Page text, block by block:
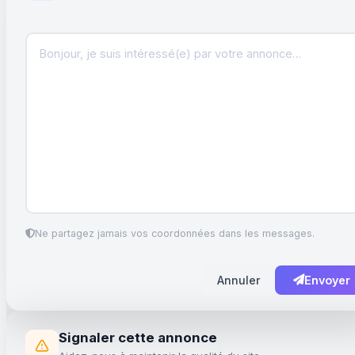
Ne partagez jamais vos coordonnées dans les messages.
Annuler Envoyer
Signaler cette annonce